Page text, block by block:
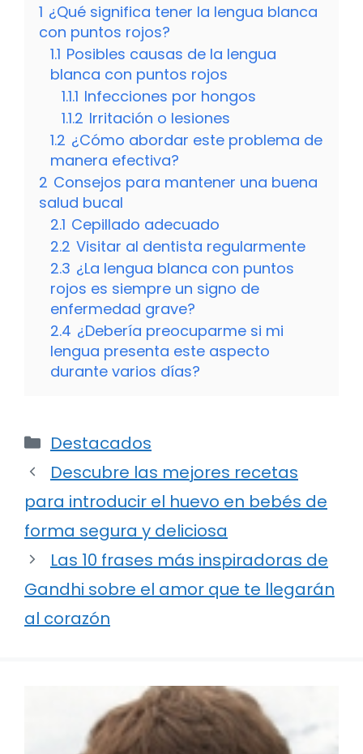
1 ¿Qué significa tener la lengua blanca
con puntos rojos?
1.1 Posibles causas de la lengua
blanca con puntos rojos
1.1.1 Infecciones por hongos
1.1.2 Irritación o lesiones
1.2 ¿Cómo abordar este problema de
manera efectiva?
2 Consejos para mantener una buena
salud bucal
2.1 Cepillado adecuado
2.2 Visitar al dentista regularmente
2.3 ¿La lengua blanca con puntos
rojos es siempre un signo de
enfermedad grave?
2.4 ¿Debería preocuparme si mi
lengua presenta este aspecto
durante varios días?
Categorías
Destacados
Descubre las mejores recetas
para introducir el huevo en bebés de
forma segura y deliciosa
Las 10 frases más inspiradoras de
Gandhi sobre el amor que te llegarán
al corazón